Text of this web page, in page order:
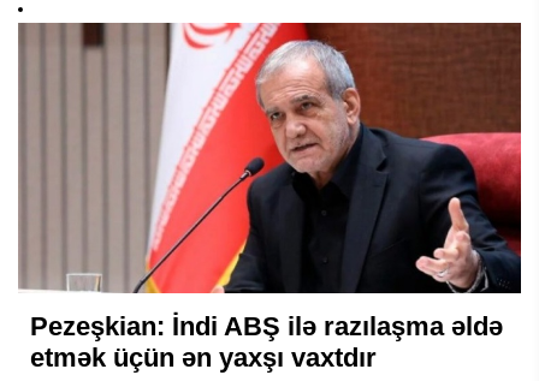
Pezeşkian: İndi ABŞ ilə razılaşma əldə
etmək üçün ən yaxşı vaxtdır